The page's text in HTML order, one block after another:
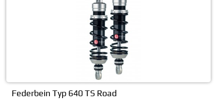
Federbein Typ 640 TS Road